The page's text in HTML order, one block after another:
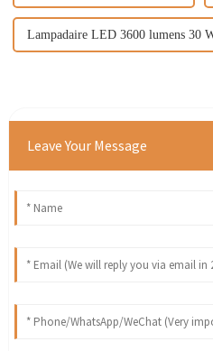
Lampadaire LED 3600 lumens 30
Leave Your Message